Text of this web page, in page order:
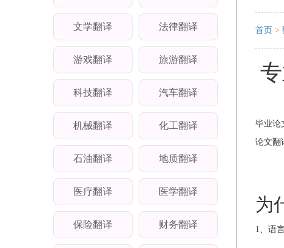
文学翻译 法律翻译
游戏翻译 旅游翻译
科技翻译 汽车翻译
机械翻译 化工翻译
石油翻译 地质翻译
医疗翻译 医学翻译
保险翻译 财务翻译
首页 >
毕业论
论文翻
为
1、语